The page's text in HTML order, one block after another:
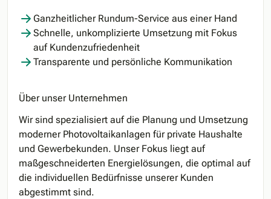
Ganzheitlicher Rundum-Service aus einer Hand
Schnelle, unkomplizierte Umsetzung mit Fokus
auf Kundenzufriedenheit
Transparente und persönliche Kommunikation
Über unser Unternehmen
Wir sind spezialisiert auf die Planung und Umsetzung
moderner Photovoltaikanlagen für private Haushalte
und Gewerbekunden. Unser Fokus liegt auf
maßgeschneiderten Energielösungen, die optimal auf
die individuellen Bedürfnisse unserer Kunden
abgestimmt sind.